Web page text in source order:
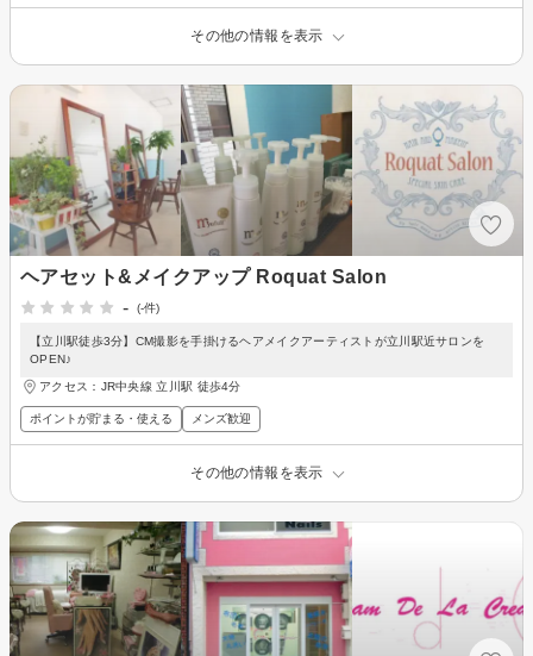
その他の情報を表示
ヘアセット&メイクアップ Roquat Salon
-
(-件)
【立川駅徒歩3分】CM撮影を手掛けるヘアメイクアーティストが立川駅近サロンを
OPEN♪
アクセス：JR中央線 立川駅 徒歩4分
ポイントが貯まる・使える メンズ歓迎
その他の情報を表示